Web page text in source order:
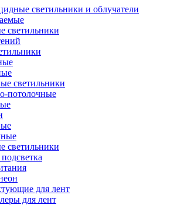
светильники и облучатели
светильники
светильники
потолочные
светильники
для лент
для лент